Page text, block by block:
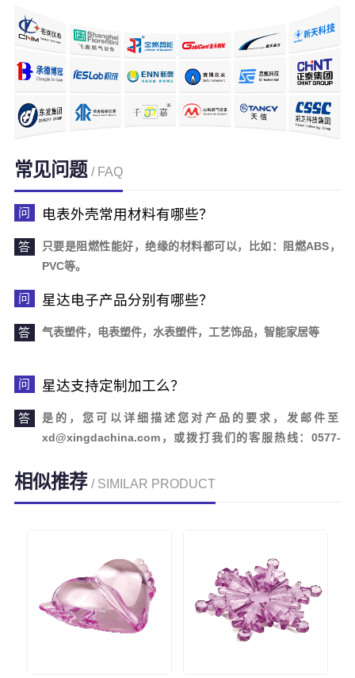
常见问题 / FAQ
电表外壳常用材料有哪些？
只要是阻燃性能好，绝缘的材料都可以，比如：阻燃ABS，
PVC等。
星达电子产品分别有哪些？
气表塑件，电表塑件，水表塑件，工艺饰品，智能家居等
星达支持定制加工么？
是的，您可以详细描述您对产品的要求，发邮件至
xd@xingdachina.com，或拨打我们的客服热线：0577-
相似推荐 / SIMILAR PRODUCT